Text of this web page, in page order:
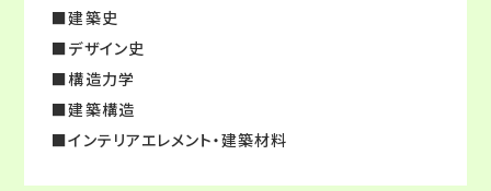
■建築史
■デザイン史
■構造力学
■建築構造
■インテリアエレメント・建築材料